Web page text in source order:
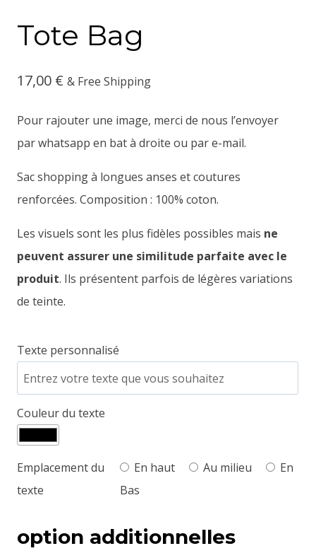
Tote Bag
17,00 € & Free Shipping
Pour rajouter une image, merci de nous l’envoyer
par whatsapp en bat à droite ou par e-mail.
Sac shopping à longues anses et coutures
renforcées. Composition : 100% coton.
Les visuels sont les plus fidèles possibles mais ne
peuvent assurer une similitude parfaite avec le
produit. Ils présentent parfois de légères variations
de teinte.
Texte personnalisé
Couleur du texte
Emplacement du
texte
En haut Au milieu
En
Bas
option additionnelles